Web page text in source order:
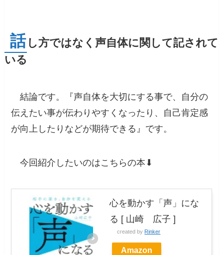
話 し方ではなく声自体に関して記されて
いる
結論です。『声自体を大切にする事で、自分の
伝えたい事が伝わりやすくなったり、自己肯定感
が向上したりなどが期待できる 』です。
今回紹介したいのはこちらの本⬇︎
心を動かす「声」にな
る [ 山崎 広子 ]
created by Rinker
Amazon